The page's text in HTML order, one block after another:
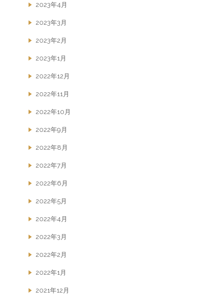
2023年4月
2023年3月
2023年2月
2023年1月
2022年12月
2022年11月
2022年10月
2022年9月
2022年8月
2022年7月
2022年6月
2022年5月
2022年4月
2022年3月
2022年2月
2022年1月
2021年12月